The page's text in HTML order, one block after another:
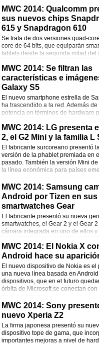
MWC 2014: Qualcomm
sus nuevos chips
615 y Snapdragon 610
Se trata de dos versiones quad-
core de 64 bits, que equiparán
tablets desde la segunda mitad del
MWC 2014: Se filtran las
características e
Galaxy S5
El nuevo smartphone estrella de
ha trascendido a la red. Además de
potencia en términos de hardware
características y cambios en el
MWC 2014: LG presenta
2, el G2 Mini y la familia L
El fabricante surcoreano presentó
versión de la phablet premiada en
pasado. También la versión Mini
la línea económica para países
MWC 2014: Samsung
Android por Tizen en
smartwatches Gear
El fabricante presentó su nueva
smartwatches, el Gear 2 y el Gear
cámara integrada en uno de ellos y
MWC 2014: El Nokia X
Android hace su
El nuevo dispositivo de Nokia es el
una nueva línea basada en
dispositivos, que en el futuro
órbita de Microsoft se conectan
de esa empresa.
MWC 2014: Sony
nuevo Xperia Z2
La firma japonesa presentó su
dispositivo tope de gama, que
importantes mejoras a nivel de